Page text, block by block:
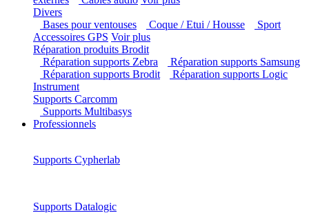
externes
Divers
Bases pour ventouses
Coque / Etui / Housse
Accessoires GPS Voir plus
Réparation produits Brodit
Réparation supports Zebra
Réparation supports Samsung
Réparation supports Brodit
Instrument
Supports Carcomm
Supports Multibasys